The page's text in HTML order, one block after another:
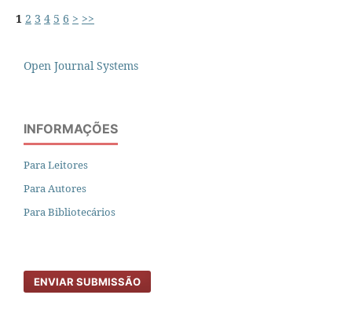
1 2 3 4 5 6 > >>
Open Journal Systems
INFORMAÇÕES
Para Leitores
Para Autores
Para Bibliotecários
ENVIAR SUBMISSÃO